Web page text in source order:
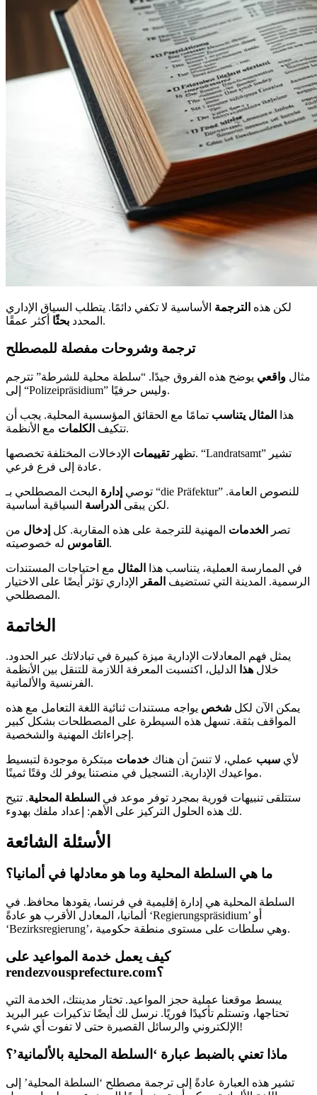
لكن هذه الترجمة الأساسية لا تكفي دائمًا. يتطلب السياق الإداري
المحدد بحثًا أكثر عمقًا.
ترجمة وشروحات مفصلة للمصطلح
مثال واقعي يوضح هذه الفروق جيدًا. “سلطة محلية للشرطة” تترجم
إلى “Polizeipräsidium” وليس حرفيًا.
هذا المثال يتناسب تمامًا مع الحقائق المؤسسية المحلية. يجب أن
تتكيف الكلمات مع الأنظمة.
تظهرتقييمات الإدخالات المختلفة تخصصها. “Landratsamt” تشير
عادة إلى فرع فرعي.
توصي إدارة البحث المصطلحي بـ “die Präfektur” للنصوص العامة.
لكن يبقى الدراسة السياقية أساسية.
تصر الخدمات المهنية للترجمة على هذه المقاربة. كل إدخال من
القاموس له خصوصيته.
في الممارسة العملية، يتناسب هذا المثال مع احتياجات المستندات
الرسمية. المدينة التي تستضيف المقر
الإداري تؤثر أيضًا على الاختيار
المصطلحي.
الخاتمة
يمثل فهم المعادلات الإدارية ميزة كبيرة في تبادلاتك عبر الحدود.
خلال هذا
الدليل، اكتسبت المعرفة اللازمة للتنقل بين الأنظمة
الفرنسية والألمانية.
يمكن الآن لكل شخص يواجه مستندات ثنائية اللغة التعامل مع هذه
المواقف بثقة. تسهل هذه السيطرة على المصطلحات بشكل كبير
إجراءاتك المهنية والشخصية.
لأي سبب عملي، لا تنسَ أن هناك خدمات مبتكرة موجودة لتبسيط
مواعيدك الإدارية. التسجيل في منصتنا يوفر لك وقتًا ثمينًا.
ستتلقى تنبيهات فورية بمجرد توفر موعد في السلطة المحلية. تتيح
لك هذه الحلول التركيز على الأهم: إعداد ملفك بهدوء.
الأسئلة الشائعة
ما هي السلطة المحلية وما هو معادلها في ألمانيا؟
السلطة المحلية هي إدارة إقليمية في فرنسا، يقودها محافظ. في
ألمانيا، المعادل الأقرب هو عادةً ‘Regierungspräsidium’ أو
‘Bezirksregierung’، وهي سلطات على مستوى منطقة حكومية.
كيف يعمل خدمة المواعيد على
rendezvousprefecture.com؟
يبسط موقعنا عملية حجز المواعيد. تختار مدينتك، الخدمة التي
تحتاجها، وتستلم تأكيدًا فوريًا. نرسل لك أيضًا تذكيرات عبر البريد
الإلكتروني والرسائل القصيرة حتى لا تفوت أي شيء!
ماذا تعني بالضبط عبارة ‘السلطة المحلية بالألمانية’؟
تشير هذه العبارة عادةً إلى ترجمة مصطلح ‘السلطة المحلية’ إلى